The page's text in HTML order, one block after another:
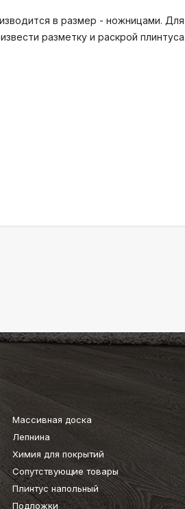
в размер - ножницами. Для
разметку и раскрой
Массивная доска
Лепнина
Химия для покрытий
Сопутствующие товары
Плинтус напольный
Подложки